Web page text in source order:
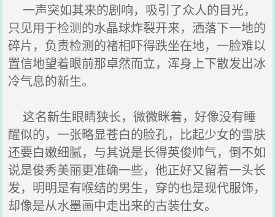
一声突如其来的剧响，吸引了众人的目光，
只见用于检测的水晶球炸裂开来，洒落下一地的
碎片，负责检测的褚相吓得跌坐在地，一脸难以
置信地望着眼前那卓然而立，浑身上下散发出冰
冷气息的新生。
这名新生眼睛狭长，微微眯着，好像没有睡
醒似的，一张略显苍白的脸孔，比起少女的雪肤
还要白嫩细腻，与其说是长得英俊帅气，倒不如
说是俊秀美丽更准确一些，他正好又留着一头长
发，明明是有喉结的男生，穿的也是现代服饰，
却像是从水墨画中走出来的古装仕女。